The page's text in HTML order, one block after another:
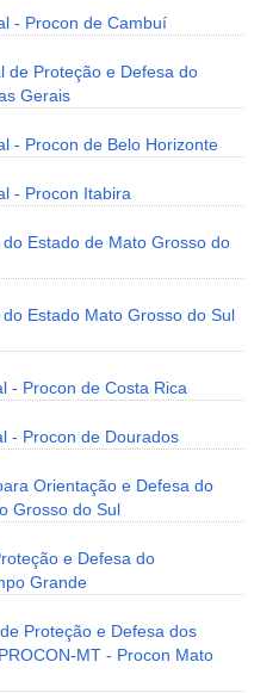
- Procon de Cambuí
de Proteção e Defesa do
Gerais
- Procon de Belo Horizonte
- Procon Itabira
Estado de Mato Grosso do
Estado Mato Grosso do Sul
- Procon de Costa Rica
- Procon de Dourados
Orientação e Defesa do
Grosso do Sul
e Defesa do
Grande
Proteção e Defesa dos
MT - Procon Mato